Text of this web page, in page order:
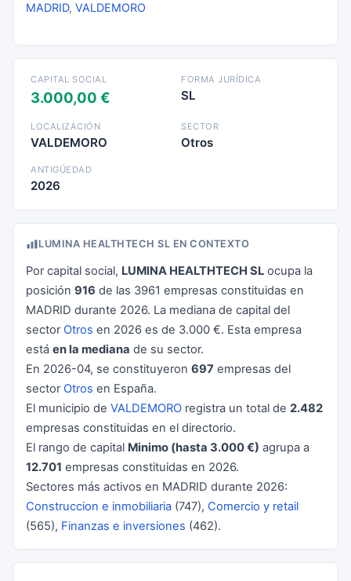
MADRID, VALDEMORO
CAPITAL SOCIAL
3.000,00 €
FORMA JURÍDICA
SL
LOCALIZACIÓN
VALDEMORO
SECTOR
Otros
ANTIGÜEDAD
2026
LUMINA HEALTHTECH SL EN CONTEXTO
Por capital social, LUMINA HEALTHTECH SL ocupa la
posición 916 de las 3961 empresas constituidas en
MADRID durante 2026. La mediana de capital del
sector Otros en 2026 es de 3.000 €. Esta empresa
está en la mediana de su sector.
En 2026-04, se constituyeron 697 empresas del
sector Otros en España.
El municipio de VALDEMORO registra un total de 2.482
empresas constituidas en el directorio.
El rango de capital Minimo (hasta 3.000 €) agrupa a
12.701 empresas constituidas en 2026.
Sectores más activos en MADRID durante 2026:
Construccion e inmobiliaria (747), Comercio y retail
(565), Finanzas e inversiones (462).